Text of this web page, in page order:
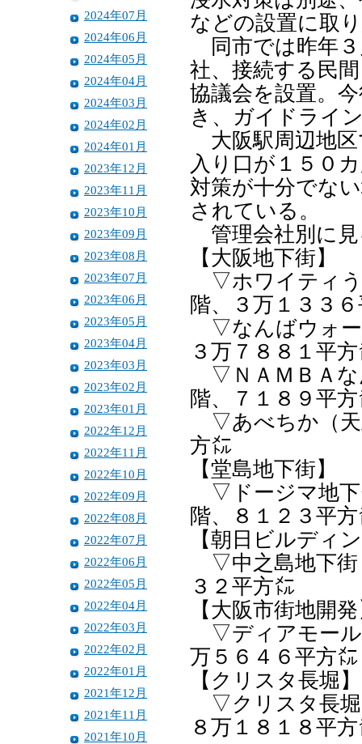
2024年07月
2024年06月
2024年05月
2024年04月
2024年03月
2024年02月
2024年01月
2023年12月
2023年11月
2023年10月
2023年09月
2023年08月
2023年07月
2023年06月
2023年05月
2023年04月
2023年03月
2023年02月
2023年01月
2022年12月
2022年11月
2022年10月
2022年09月
2022年08月
2022年07月
2022年06月
2022年05月
2022年04月
2022年03月
2022年02月
2022年01月
2021年12月
2021年11月
2021年10月
などの設置に取
同市では昨年３
社、接続する民
協議会を設置。
き、ガイドライ
大阪駅周辺地
入り口が１５０
対策が十分でな
されている。
管理会社別に見
【大阪地下街】
▽ホワイティう
階、３万１３３
▽なんばウォー
３万７８８１平
▽ＮＡＭＢＡな
階、７１８９平
▽あべちか（天
方㍍
【堂島地下街】
▽ドージマ地下
階、８１２３平
【朝日ビルディ
▽中之島地下街
３２平方㍍
【大阪市街地開
▽ディアモール
万５６４６平方㍍
【クリスタ長堀】
▽クリスタ長堀
８万１８１８平